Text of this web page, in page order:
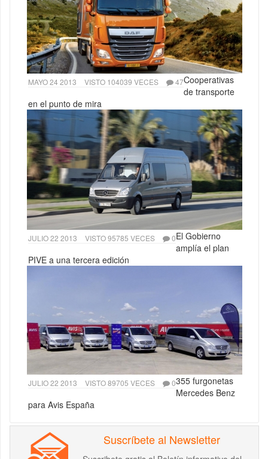
MAYO 24 2013 VISTO 104039 VECES 47Cooperativas
de transporte
en el punto de mira
JULIO 22 2013 VISTO 95785 VECES 0El Gobierno
amplía el plan
PIVE a una tercera edición
JULIO 22 2013 VISTO 89705 VECES 0355 furgonetas
Mercedes Benz
para Avis España
Suscríbete al Newsletter